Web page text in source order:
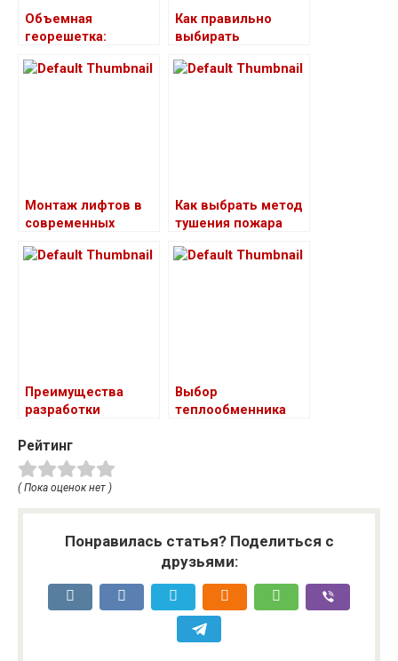
Объемная
георешетка:
принципы работы
Как правильно
выбирать
Монтаж лифтов в
современных
Как выбрать метод
тушения пожара
Преимущества
разработки
устройств и
встраиваемых
систем по
индивидуальному
проекту
Выбор
теплообменника
Рейтинг
( Пока оценок нет )
Понравилась статья? Поделиться с
друзьями: